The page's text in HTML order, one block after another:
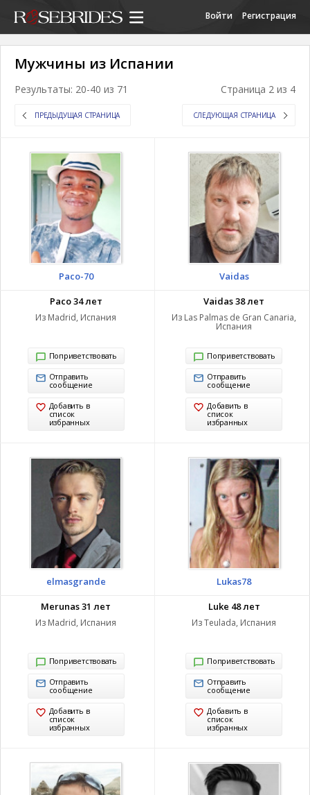
Войти Регистрация
Мужчины из Испании
ПРЕДЫДУЩАЯ СТРАНИЦА
Страница 2 из 4
СЛЕДУЮЩАЯ СТРАНИЦА
Результаты: 20-40 из 71
Paco-70
Paco 34 лет
Из Madrid, Испания
Поприветствовать
Отправить
сообщение
Добавить в
список
избранных
Vaidas
Vaidas 38 лет
Из Las Palmas de Gran Canaria,
Испания
Поприветствовать
Отправить
сообщение
Добавить в
список
избранных
elmasgrande
Merunas 31 лет
Из Madrid, Испания
Поприветствовать
Отправить
сообщение
Добавить в
список
избранных
Lukas78
Luke 48 лет
Из Teulada, Испания
Поприветствовать
Отправить
сообщение
Добавить в
список
избранных